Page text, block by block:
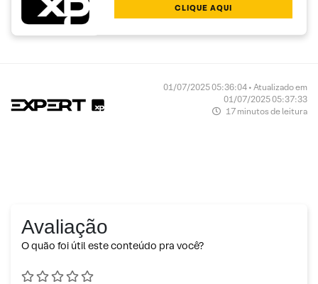
CLIQUE AQUI
01/07/2025 05:36:04 • Atualizado em
01/07/2025 05:37:33
17 minutos de leitura
Avaliação
O quão foi útil este conteúdo pra você?